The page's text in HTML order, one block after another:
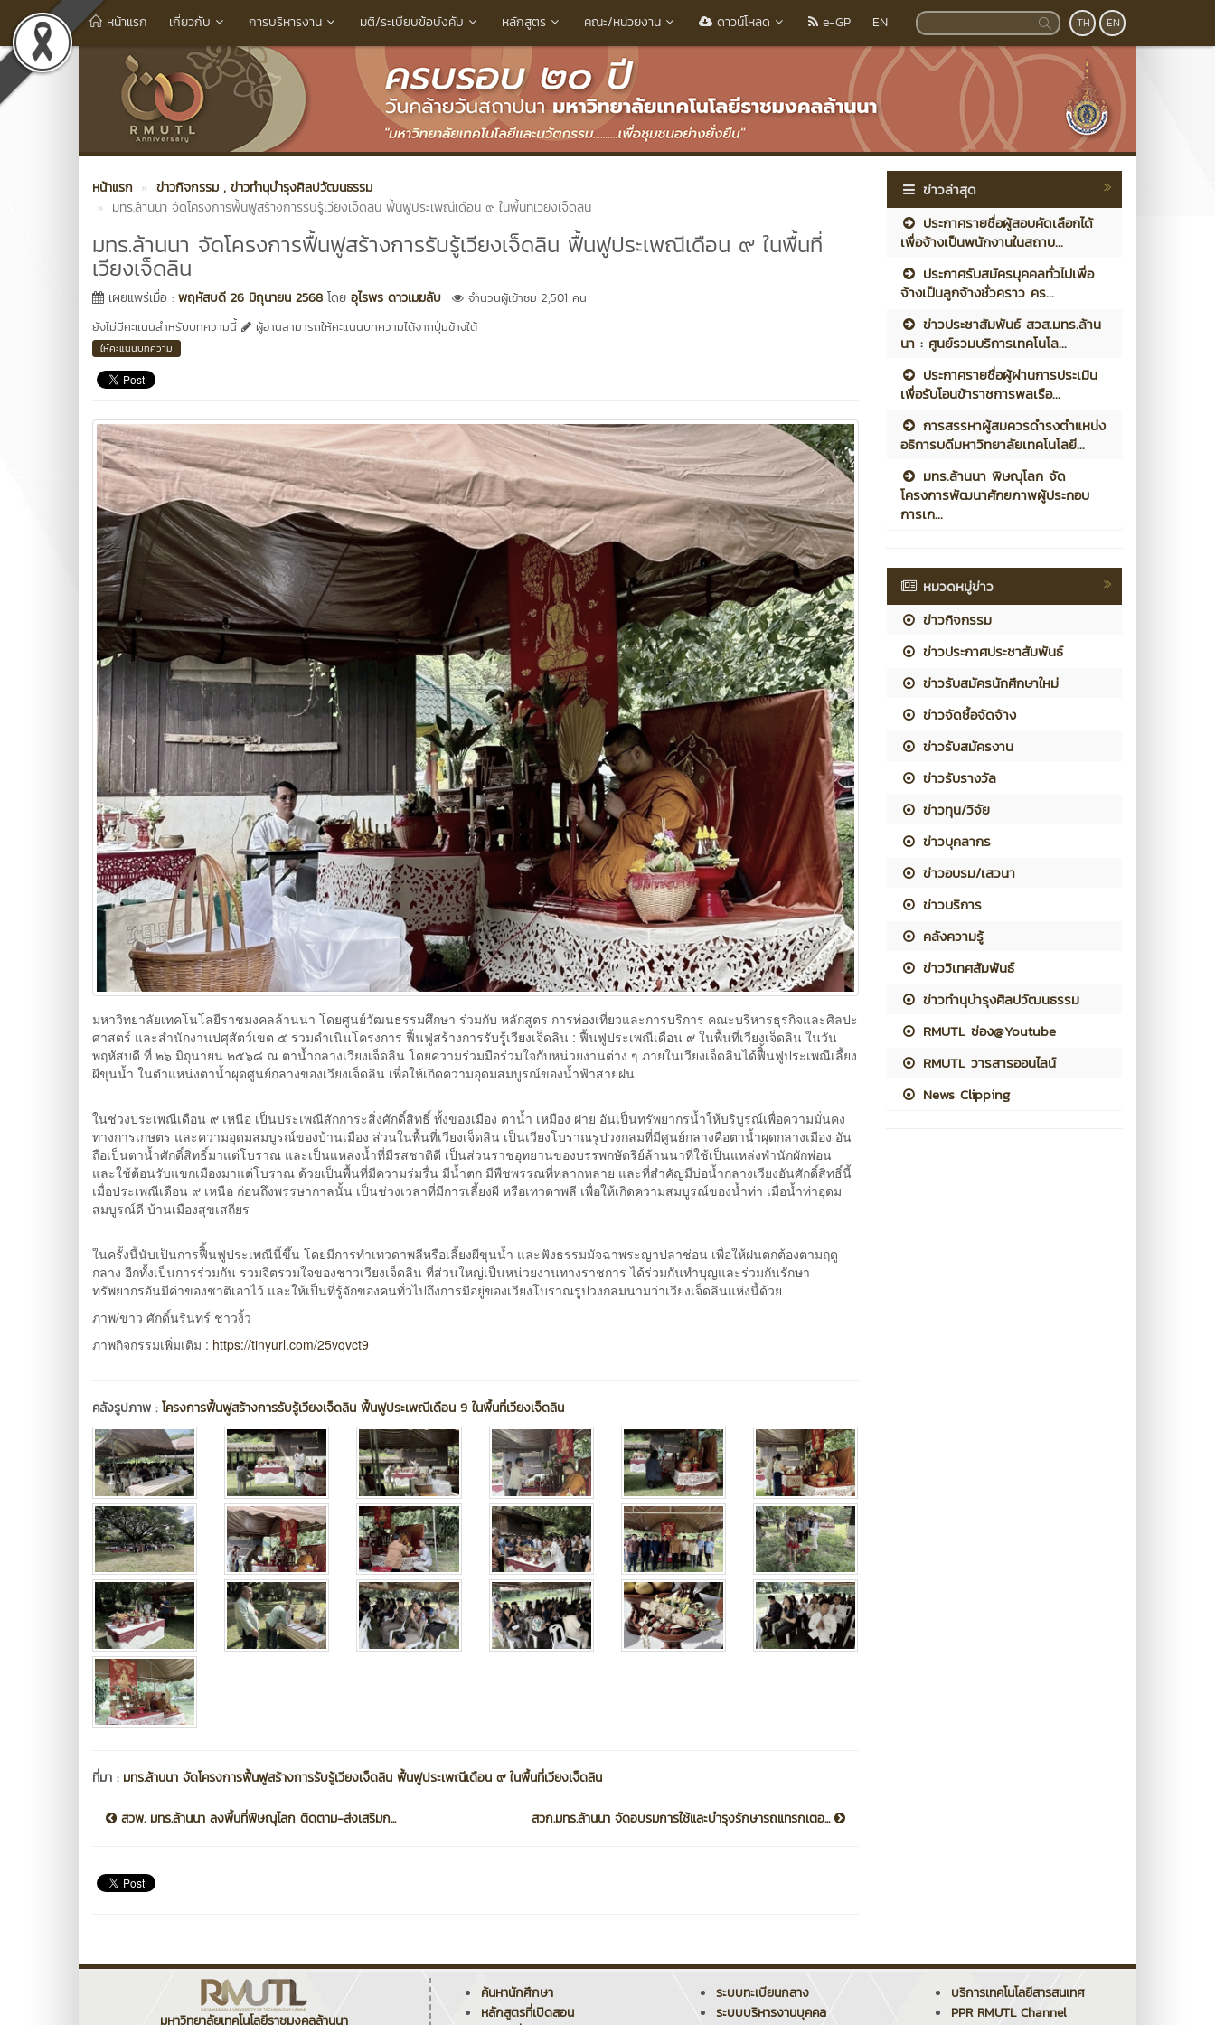
หน้าแรก เกี่ยวกับ การบริหารงาน มติ/ระเบียบข้อบังคับ หลักสูตร คณะ/หน่วยงาน ดาวน์โหลด e-GP EN TH EN
หน้าแรก ข่าวกิจกรรม , ข่าวทำนุบำรุงศิลปวัฒนธรรม
มทร.ล้านนา จัดโครงการฟื้นฟูสร้างการรับรู้เวียงเจ็ดลิน ฟื้นฟูประเพณีเดือน ๙ ในพื้นที่เวียงเจ็ดลิน
มทร.ล้านนา จัดโครงการฟื้นฟูสร้างการรับรู้เวียงเจ็ดลิน ฟื้นฟูประเพณีเดือน ๙ ในพื้นที่
เวียงเจ็ดลิน
เผยแพร่เมื่อ : พฤหัสบดี 26 มิถุนายน 2568 โดย อุไรพร ดาวเมฆลับ
จำนวนผู้เข้าชม 2,501 คน
ยังไม่มีคะแนนสำหรับบทความนี้
ผู้อ่านสามารถให้คะแนนบทความได้จากปุ่มข้างใต้
ให้คะแนนบทความ
มหาวิทยาลัยเทคโนโลยีราชมงคลล้านนา โดยศูนย์วัฒนธรรมศึกษา ร่วมกับ หลักสูตร การท่องเที่ยวและการบริการ คณะบริหารธุรกิจและศิลปะ
ศาสตร์ และสำนักงานปศุสัตว์เขต ๕ ร่วมดำเนินโครงการ ฟื้นฟูสร้างการรับรู้เวียงเจ็ดลิน : ฟื้นฟูประเพณีเดือน ๙ ในพื้นที่เวียงเจ็ดลิน ในวัน
พฤหัสบดี ที่ ๒๖ มิถุนายน ๒๕๖๘ ณ ตาน้ำกลางเวียงเจ็ดลิน โดยความร่วมมือร่วมใจกับหน่วยงานต่าง ๆ ภายในเวียงเจ็ดลินได้ฟืิ้นฟูประเพณีเลี้ยง
ผีขุนน้ำ ในตำแหน่งตาน้ำผุดศูนย์กลางของเวียงเจ็ดลิน เพื่อให้เกิดความอุดมสมบูรณ์ของน้ำฟ้าสายฝน
ในช่วงประเพณีเดือน ๙ เหนือ เป็นประเพณีสักการะสิ่งศักดิ์สิทธิ์ ทั้งของเมือง ตาน้ำ เหมือง ฝาย อันเป็นทรัพยากรน้ำให้บริบูรณ์เพื่อความมั่นคง
ทางการเกษตร และความอุดมสมบูรณ์ของบ้านเมือง ส่วนในพื้นที่เวียงเจ็ดลิน เป็นเวียงโบราณรูปวงกลมที่มีศูนย์กลางคือตาน้ำผุดกลางเมือง อัน
ถือเป็นตาน้ำศักดิ์สิทธิ์มาแต่โบราณ และเป็นแหล่งน้ำที่มีรสชาติดี เป็นส่วนราชอุทยานของบรรพกษัตริย์ล้านนาที่ใช้เป็นแหล่งพำนักผักพ่อน
และใช้ต้อนรับแขกเมืองมาแต่โบราณ ด้วยเป็นพื้นที่มีความร่มรื่น มีน้ำตก มีพืชพรรณที่หลากหลาย และที่สำคัญมีบ่อน้ำกลางเวียงอันศักดิ์สิทธิ์นี้
เมื่อประเพณีเดือน ๙ เหนือ ก่อนถึงพรรษากาลนั้น เป็นช่วงเวลาที่มีการเลี้ยงผี หรือเทวดาพลี เพื่อให้เกิดความสมบูรณ์ของน้ำท่า เมื่อน้ำท่าอุดม
สมบูรณ์ดี บ้านเมืองสุขเสถียร
ในครั้งนี้นับเป็นการฟืิ้นฟูประเพณีนี้ขึ้น โดยมีการทำเทวดาพลีหรือเลี้ยงผีขุนน้ำ และฟังธรรมมัจฉาพระญาปลาช่อน เพื่อให้ฝนตกต้องตามฤดู
กลาง อีกทั้งเป็นการร่วมกัน รวมจิตรวมใจของชาวเวียงเจ็ดลิน ที่ส่วนใหญ่เป็นหน่วยงานทางราชการ ได้ร่วมกันทำบุญและร่วมกันรักษา
ทรัพยากรอันมีค่าของชาติเอาไว้ และให้เป็นที่รู้จักของคนทั่วไปถึงการมีอยู่ของเวียงโบราณรูปวงกลมนามว่าเวียงเจ็ดลินแห่งนี้ด้วย
ภาพ/ข่าว ศักดิ์นรินทร์ ชาวงิ้ว
ภาพกิจกรรมเพิ่มเติม : https://tinyurl.com/25vqvct9
คลังรูปภาพ :โครงการฟื้นฟูสร้างการรับรู้เวียงเจ็ดลิน ฟื้นฟูประเพณีเดือน 9 ในพื้นที่เวียงเจ็ดลิน
ที่มา : มทร.ล้านนา จัดโครงการฟื้นฟูสร้างการรับรู้เวียงเจ็ดลิน ฟื้นฟูประเพณีเดือน ๙ ในพื้นที่เวียงเจ็ดลิน
สวพ. มทร.ล้านนา ลงพื้นที่พิษณุโลก ติดตาม-ส่งเสริมก... สวก.มทร.ล้านนา จัดอบรมการใช้และบำรุงรักษารถแทรกเตอ...
ข่าวล่าสุด
ประกาศรายชื่อผู้สอบคัดเลือกได้
เพื่อจ้างเป็นพนักงานในสถาบ...
ประกาศรับสมัครบุคคลทั่วไปเพื่อ
จ้างเป็นลูกจ้างชั่วคราว คร...
ข่าวประชาสัมพันธ์ สวส.มทร.ล้าน
นา : ศูนย์รวมบริการเทคโนโล...
ประกาศรายชื่อผู้ผ่านการประเมิน
เพื่อรับโอนข้าราชการพลเรือ...
การสรรหาผู้สมควรดำรงตำแหน่ง
อธิการบดีมหาวิทยาลัยเทคโนโลยี...
มทร.ล้านนา พิษณุโลก จัด
โครงการพัฒนาศักยภาพผู้ประกอบ
การเก...
หมวดหมู่ข่าว
ข่าวกิจกรรม
ข่าวประกาศประชาสัมพันธ์
ข่าวรับสมัครนักศึกษาใหม่
ข่าวจัดซื้อจัดจ้าง
ข่าวรับสมัครงาน
ข่าวรับรางวัล
ข่าวทุน/วิจัย
ข่าวบุคลากร
ข่าวอบรม/เสวนา
ข่าวบริการ
คลังความรู้
ข่าววิเทศสัมพันธ์
ข่าวทำนุบำรุงศิลปวัฒนธรรม
RMUTL ช่อง@Youtube
RMUTL วารสารออนไลน์
News Clipping
มหาวิทยาลัยเทคโนโลยีราชมงคลล้านนา
ค้นหานักศึกษา
หลักสูตรที่เปิดสอน
ระบบทะเบียนกลาง
ระบบบริหารงานบุคคล
บริการเทคโนโลยีสารสนเทศ
PPR RMUTL Channel